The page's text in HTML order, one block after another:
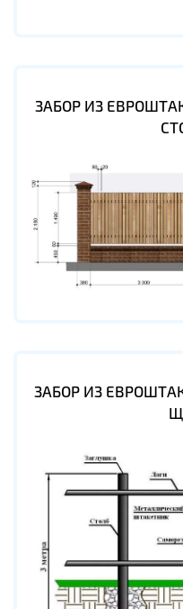
ЗАБОР ИЗ
ЗАБОР ИЗ